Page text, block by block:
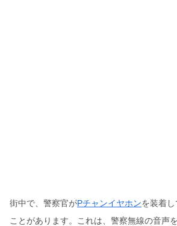
街中で、警察官がPチャンイヤホンを装着
ことがあります。これは、警察無線の音声